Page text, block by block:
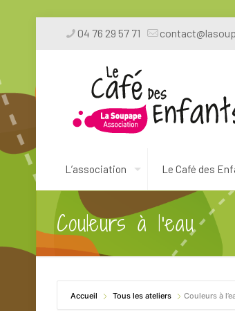
04 76 29 57 71
L’association Le Café des
Couleurs à l’eau
Accueil Tous les ateliers Couleurs à